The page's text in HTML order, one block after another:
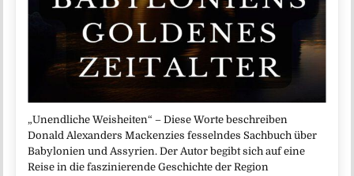
„Unendliche Weisheiten“ – Diese Worte beschreiben
Donald Alexanders Mackenzies fesselndes Sachbuch über
Babylonien und Assyrien. Der Autor begibt sich auf eine
Reise in die faszinierende Geschichte der Region